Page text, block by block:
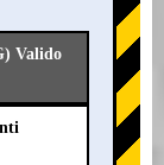
Valido